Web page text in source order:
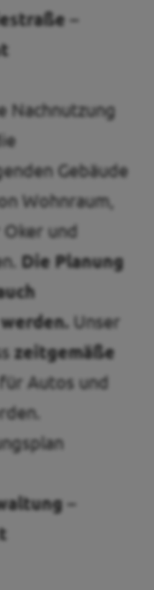
–
Nachnutzung
Gebäude
Wohnraum,
und
Die Planung
Unser
zeitgemäße
Autos und
–